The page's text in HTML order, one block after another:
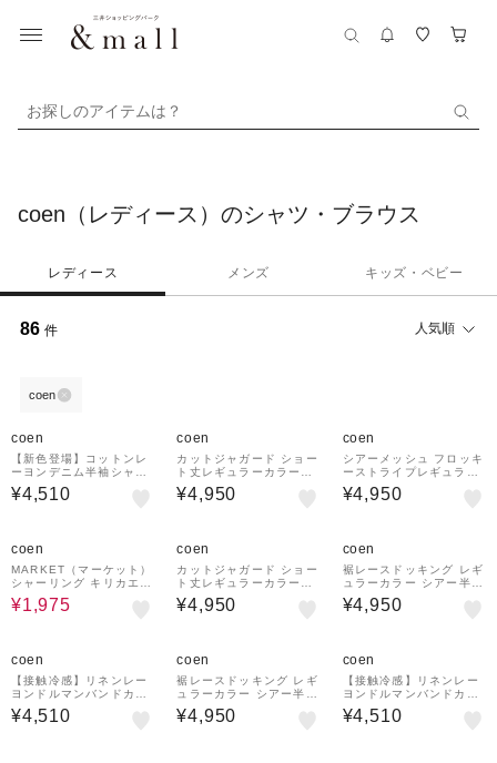
お探しのアイテムは？
coen（レディース）のシャツ・ブラウス
レディース メンズ キッズ・ベビー
86 件 人気順
coen
coen
【新色登場】コットンレ
ーヨンデニム半袖シャツ
（Youtube紹介アイテ
ム）
¥4,510
coen
カットジャガード ショー
ト丈レギュラーカラー半
袖シャツ
¥4,950
coen
シアーメッシュ フロッキ
ーストライプレギュラー
カラーシャツ
¥4,950
coen
MARKET（マーケット）
シャーリング キリカエ
チュニック
¥1,975
coen
カットジャガード ショー
ト丈レギュラーカラー半
袖シャツ
¥4,950
coen
裾レースドッキング レギ
ュラーカラー シアー半袖
シャツ
¥4,950
coen
【接触冷感】リネンレー
ヨンドルマンバンドカラ
ーシャツ
¥4,510
coen
裾レースドッキング レギ
ュラーカラー シアー半袖
シャツ
¥4,950
coen
【接触冷感】リネンレー
ヨンドルマンバンドカラ
ーシャツ
¥4,510